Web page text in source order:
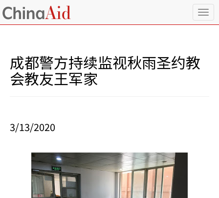
T
o
成都警方持续监视秋雨圣约教
会教友王军家
3/13/2020